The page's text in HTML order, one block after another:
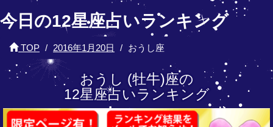
今日の12星座占いランキング
TOP 2016年1月20日 おうし座
おうし (牡牛)座の
12星座占いランキング